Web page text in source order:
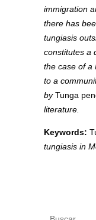
immigration
there has
tungiasis
constitutes a
the case of a
to a
byTunga
literature.
Keywords:
tungiasis in